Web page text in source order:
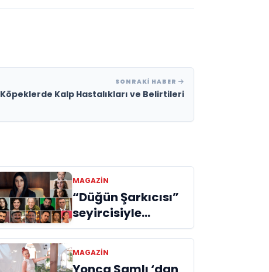
SONRAKI HABER
Köpeklerde Kalp Hastalıkları ve Belirtileri
MAGAZIN
“Düğün Şarkıcısı”
seyircisiyle
buluşmak için gün
sayıyor
MAGAZIN